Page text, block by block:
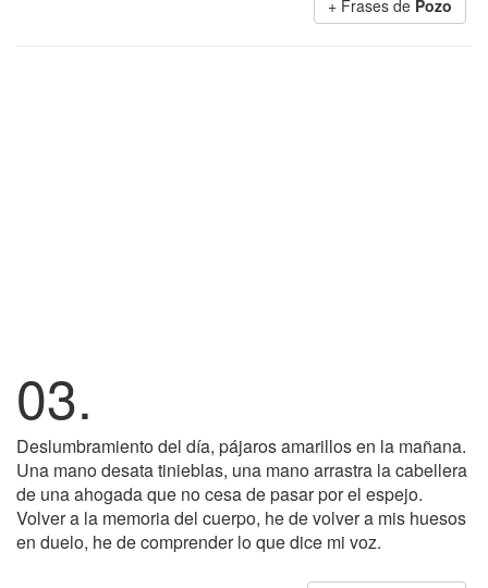
+ Frases de Pozo
03.
Deslumbramiento del día, pájaros amarillos en la mañana.
Una mano desata tinieblas, una mano arrastra la cabellera
de una ahogada que no cesa de pasar por el espejo.
Volver a la memoria del cuerpo, he de volver a mis huesos
en duelo, he de comprender lo que dice mi voz.